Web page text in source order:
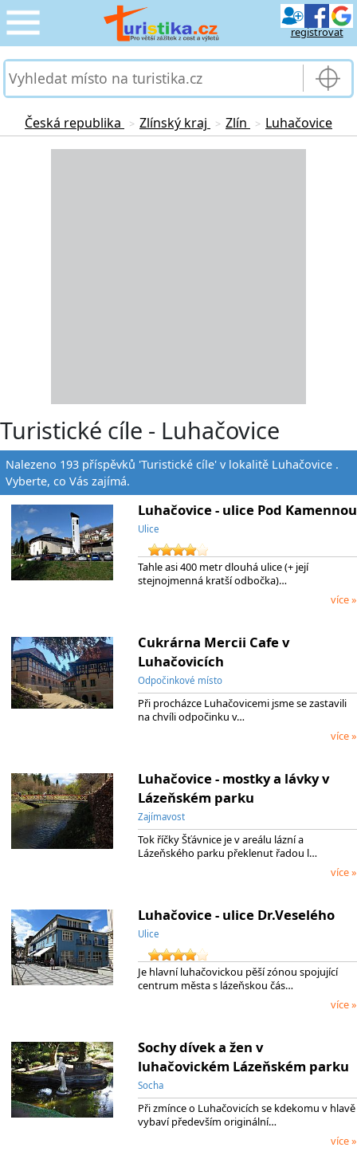
registrovat
CESTOVÁNÍ
SLUŽBY & DOPRAVA
PRO TURISTY
Česká republika > Zlínský kraj > Zlín > Luhačovice
Turistické cíle - Luhačovice
Nalezeno 193 příspěvků 'Turistické cíle' v lokalitě Luhačovice .
Vyberte, co Vás zajímá.
Luhačovice - ulice Pod Kamennou
Ulice
Tahle asi 400 metr dlouhá ulice (+ její
stejnojmenná kratší odbočka)…
více »
Cukrárna Mercii Cafe v
Luhačovicích
Odpočinkové místo
Při procházce Luhačovicemi jsme se zastavili
na chvíli odpočinku v…
více »
Luhačovice - mostky a lávky v
Lázeňském parku
Zajímavost
Tok říčky Šťávnice je v areálu lázní a
Lázeňského parku překlenut řadou l…
více »
Luhačovice - ulice Dr.Veselého
Ulice
Je hlavní luhačovickou pěší zónou spojující
centrum města s lázeňskou čás…
více »
Sochy dívek a žen v
luhačovickém Lázeňském parku
Socha
Při zmínce o Luhačovicích se kdekomu v hlavě
vybaví především originální…
více »